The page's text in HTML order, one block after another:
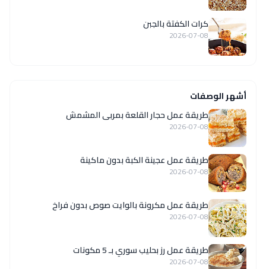
كرات الكفتة بالجبن
2026-07-08
أشهر الوصفات
طريقة عمل حجار القلعة بمربى المشمش
2026-07-08
طريقة عمل عجينة الكبة بدون ماكينة
2026-07-08
طريقة عمل مكرونة بالوايت صوص بدون فراخ
2026-07-08
طريقة عمل رز بحليب سوري بـ 5 مكونات
2026-07-08